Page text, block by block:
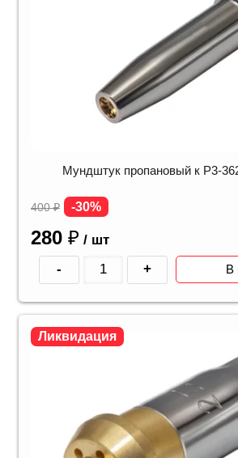
Мундштук пропановый к Р3-
400₽ -30%
280 ₽ / шт
- + В
Ликвидация